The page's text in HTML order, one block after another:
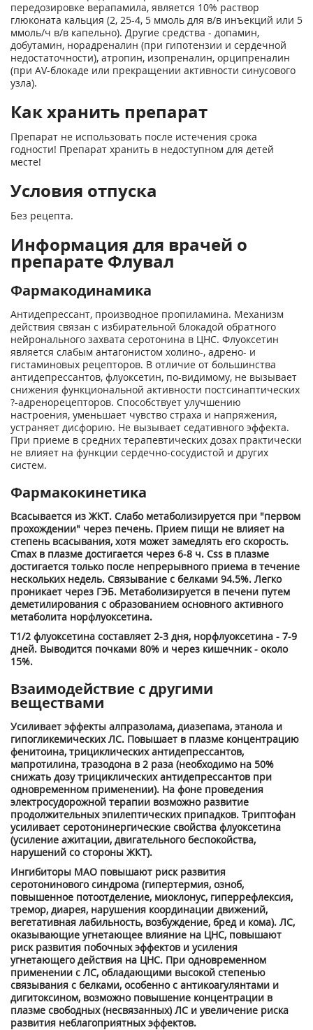
передозировке верапамила, является 10% раствор
глюконата кальция (2, 25-4, 5 ммоль для в/в инъекций или 5
ммоль/ч в/в капельно). Другие средства - допамин,
добутамин, норадреналин (при гипотензии и сердечной
недостаточности), атропин, изопреналин, орципреналин
(при AV-блокаде или прекращении активности синусового
узла).
Как хранить препарат
Препарат не использовать после истечения срока
годности! Препарат хранить в недоступном для детей
месте!
Условия отпуска
Без рецепта.
Информация для врачей о
препарате Флувал
Фармакодинамика
Антидепрессант, производное пропиламина. Механизм
действия связан с избирательной блокадой обратного
нейронального захвата серотонина в ЦНС. Флуоксетин
является слабым антагонистом холино-, адрено- и
гистаминовых рецепторов. В отличие от большинства
антидепрессантов, флуоксетин, по-видимому, не вызывает
снижения функциональной активности постсинаптических
?-адренорецепторов. Способствует улучшению
настроения, уменьшает чувство страха и напряжения,
устраняет дисфорию. Не вызывает седативного эффекта.
При приеме в средних терапевтических дозах практически
не влияет на функции сердечно-сосудистой и других
систем.
Фармакокинетика
Всасывается из ЖКТ. Слабо метаболизируется при "первом
прохождении" через печень. Прием пищи не влияет на
степень всасывания, хотя может замедлять его скорость.
Cmaxв плазме достигается через 6-8 ч. Css в плазме
достигается только после непрерывного приема в течение
нескольких недель. Связывание с белками 94.5%. Легко
проникает через ГЭБ. Метаболизируется в печени путем
деметилирования с образованием основного активного
метаболита норфлуоксетина.
T1/2 флуоксетина составляет 2-3 дня, норфлуоксетина - 7-9
дней. Выводится почками 80% и через кишечник - около
15%.
Взаимодействие с другими
веществами
Усиливает эффекты алпразолама, диазепама, этанола и
гипогликемических ЛС. Повышает в плазме концентрацию
фенитоина, трициклических антидепрессантов,
мапротилина, тразодона в 2 раза (необходимо на 50%
снижать дозу трициклических антидепрессантов при
одновременном применении). На фоне проведения
электросудорожной терапии возможно развитие
продолжительных эпилептических припадков. Триптофан
усиливает серотонинергические свойства флуоксетина
(усиление ажитации, двигательного беспокойства,
нарушений со стороны ЖКТ).
Ингибиторы МАО повышают риск развития
серотонинового синдрома (гипертермия, озноб,
повышенное потоотделение, миоклонус, гиперрефлексия,
тремор, диарея, нарушения координации движений,
вегетативная лабильность, возбуждение, бред и кома). ЛС,
оказывающие угнетающее влияние на ЦНС, повышают
риск развития побочных эффектов и усиления
угнетающего действия на ЦНС. При одновременном
применении с ЛС, обладающими высокой степенью
связывания с белками, особенно с антикоагулянтами и
дигитоксином, возможно повышение концентрации в
плазме свободных (несвязанных) ЛС и увеличение риска
развития неблагоприятных эффектов.